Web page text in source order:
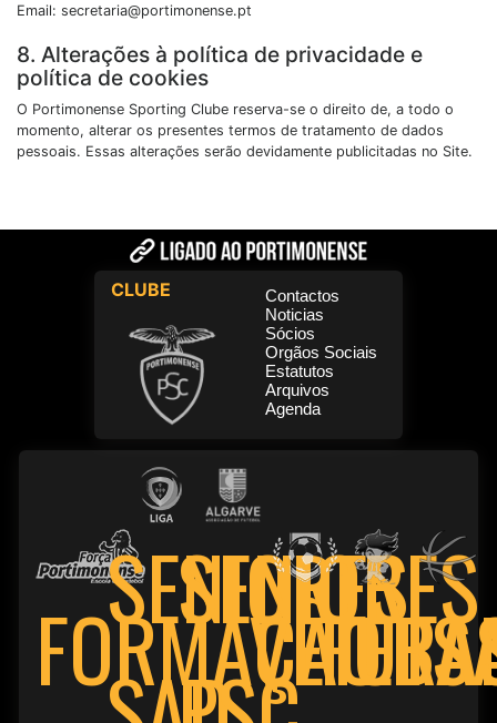
Email: secretaria@portimonense.pt
8. Alterações à política de privacidade e
política de cookies
O Portimonense Sporting Clube reserva-se o direito de, a todo o
momento, alterar os presentes termos de tratamento de dados
pessoais. Essas alterações serão devidamente publicitadas no Site.
CLUBE
Contactos
Noticias
Sócios
Orgãos Sociais
Estatutos
Arquivos
Agenda
FORMAÇÃO
SENIORES
SENIORES